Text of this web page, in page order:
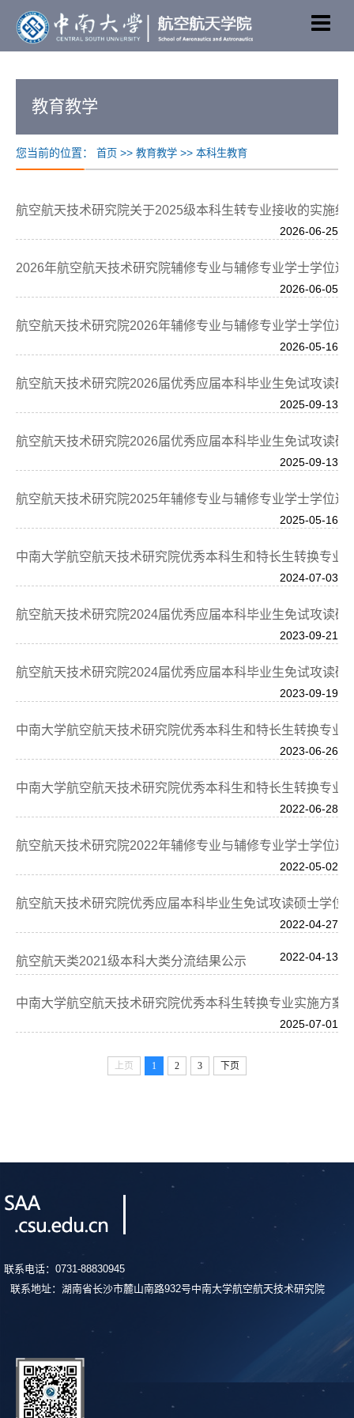
教育教学
您当前的位置： 首页 >> 教育教学 >> 本科生教育
航空航天技术研究院关于2025级本科生转专业接收的实施细
2026-06-25
2026年航空航天技术研究院辅修专业与辅修专业学士学位遴
2026-06-05
航空航天技术研究院2026年辅修专业与辅修专业学士学位遴
2026-05-16
航空航天技术研究院2026届优秀应届本科毕业生免试攻读硕
2025-09-13
航空航天技术研究院2026届优秀应届本科毕业生免试攻读硕
2025-09-13
航空航天技术研究院2025年辅修专业与辅修专业学士学位遴
2025-05-16
中南大学航空航天技术研究院优秀本科生和特长生转换专业
2024-07-03
航空航天技术研究院2024届优秀应届本科毕业生免试攻读硕
2023-09-21
航空航天技术研究院2024届优秀应届本科毕业生免试攻读硕
2023-09-19
中南大学航空航天技术研究院优秀本科生和特长生转换专业
2023-06-26
中南大学航空航天技术研究院优秀本科生和特长生转换专业
2022-06-28
航空航天技术研究院2022年辅修专业与辅修专业学士学位遴
2022-05-02
航空航天技术研究院优秀应届本科毕业生免试攻读硕士学位
2022-04-27
航空航天类2021级本科大类分流结果公示 2022-04-13
中南大学航空航天技术研究院优秀本科生转换专业实施方案
2025-07-01
上页 1 2 3 下页
联系电话：0731-88830945
联系地址：湖南省长沙市麓山南路932号中南大学航空航天技术研究院